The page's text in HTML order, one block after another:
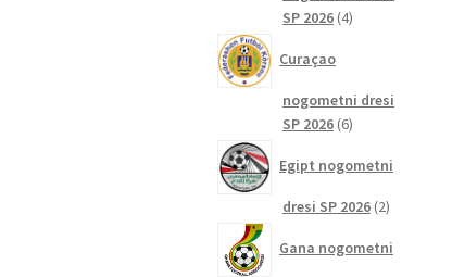
SP 2026 44
Curaçao
nogometni dresi
SP 2026 66
Egipt nogometni
dresi SP 2026 22
Gana nogometni